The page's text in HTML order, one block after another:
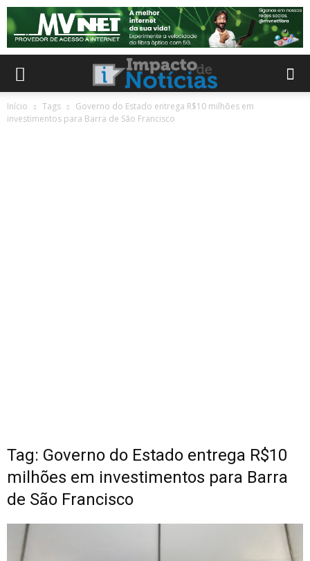
Início Tags
Governo do Estado entrega R$10 milhões em
investimentos para Barra de São Francisco
Tag: Governo do Estado entrega R$10
milhões em investimentos para Barra
de São Francisco